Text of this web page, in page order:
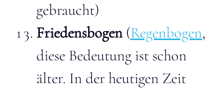
gebraucht)
Friedensbogen(Regenbogen,
diese Bedeutung ist schon
älter. In der heutigen Zeit